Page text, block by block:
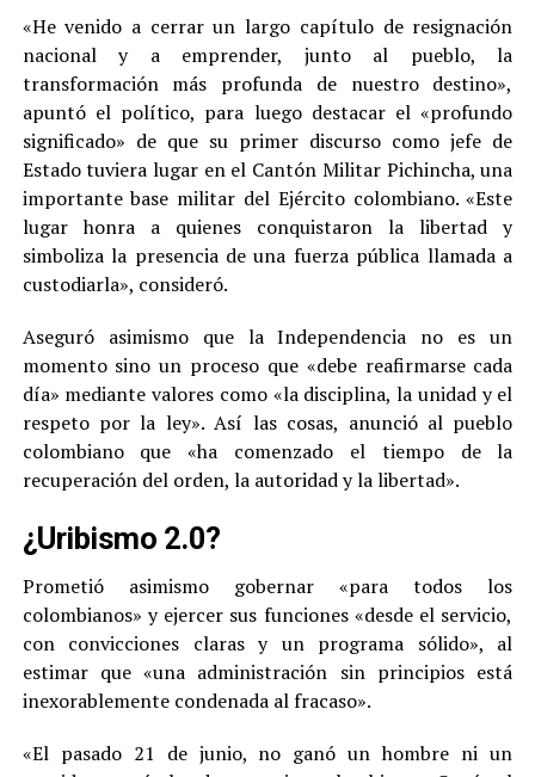
«He venido a cerrar un largo capítulo de resignación
nacional y a emprender, junto al pueblo, la
transformación más profunda de nuestro destino»,
apuntó el político, para luego destacar el «profundo
significado» de que su primer discurso como jefe de
Estado tuviera lugar en el Cantón Militar Pichincha, una
importante base militar del Ejército colombiano. «Este
lugar honra a quienes conquistaron la libertad y
simboliza la presencia de una fuerza pública llamada a
custodiarla», consideró.
Aseguró asimismo que la Independencia no es un
momento sino un proceso que «debe reafirmarse cada
día» mediante valores como «la disciplina, la unidad y el
respeto por la ley». Así las cosas, anunció al pueblo
colombiano que «ha comenzado el tiempo de la
recuperación del orden, la autoridad y la libertad».
¿Uribismo 2.0?
Prometió asimismo gobernar «para todos los
colombianos» y ejercer sus funciones «desde el servicio,
con convicciones claras y un programa sólido», al
estimar que «una administración sin principios está
inexorablemente condenada al fracaso».
«El pasado 21 de junio, no ganó un hombre ni un